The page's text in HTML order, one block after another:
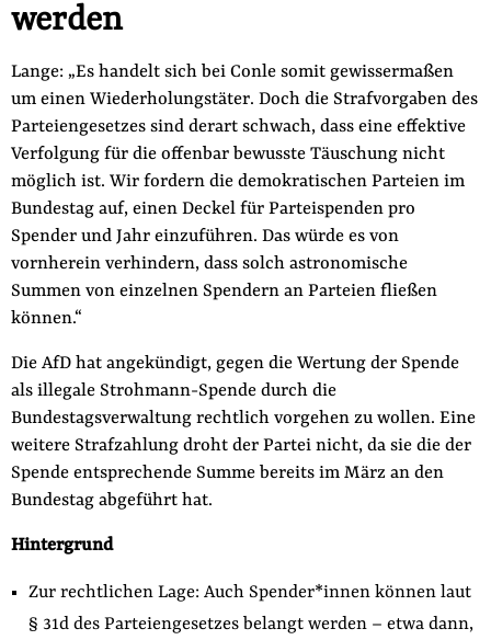
werden
Lange: „Es handelt sich bei Conle somit gewissermaßen
um einen Wiederholungstäter. Doch die Strafvorgaben des
Parteiengesetzes sind derart schwach, dass eine effektive
Verfolgung für die offenbar bewusste Täuschung nicht
möglich ist. Wir fordern die demokratischen Parteien im
Bundestag auf, einen Deckel für Parteispenden pro
Spender und Jahr einzuführen. Das würde es von
vornherein verhindern, dass solch astronomische
Summen von einzelnen Spendern an Parteien fließen
können.“
Die AfD hat angekündigt, gegen die Wertung der Spende
als illegale Strohmann-Spende durch die
Bundestagsverwaltung rechtlich vorgehen zu wollen. Eine
weitere Strafzahlung droht der Partei nicht, da sie die der
Spende entsprechende Summe bereits im März an den
Bundestag abgeführt hat.
Hintergrund
Zur rechtlichen Lage: Auch Spender*innen können laut
§ 31d des Parteiengesetzes belangt werden – etwa dann,